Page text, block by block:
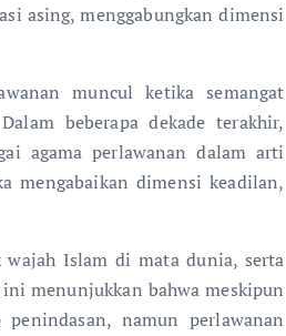
asing, menggabungkan dimensi
muncul ketika semangat
beberapa dekade terakhir,
agama perlawanan dalam arti
mengabaikan dimensi keadilan,
Islam di mata dunia, serta
menunjukkan bahwa meskipun
namun perlawanan